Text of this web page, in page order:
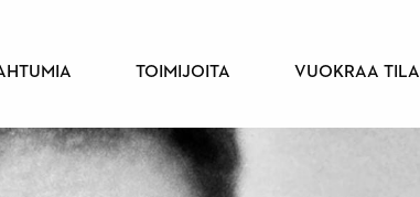
TOIMIJOITA VUOKRAA TILA